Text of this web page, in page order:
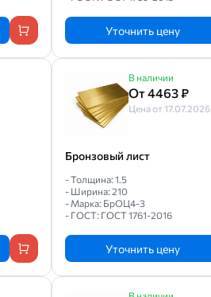
Уточнить цену
В наличии
От 4463 ₽
Цена от 17.07.2026
Бронзовый лист
- Толщина: 1.5
- Ширина: 210
- Марка: БрОЦ4-3
- ГОСТ: ГОСТ 1761-2016
Уточнить цену